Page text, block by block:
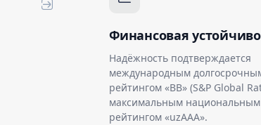
Финансовая
Надёжность подтверждается
международным
рейтингом «BB» (S&P Global
максимальным национальным
рейтингом «uzAAA».